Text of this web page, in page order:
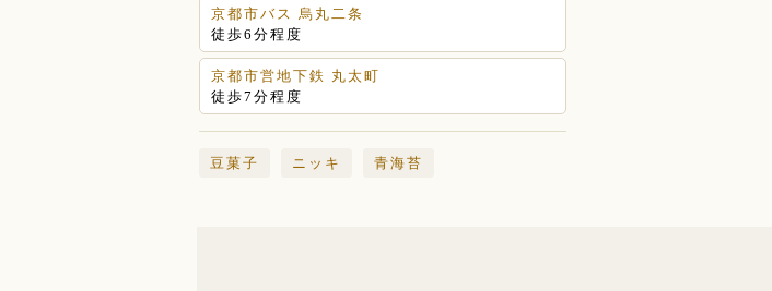
京都市バス 烏丸二条
徒歩6分程度
京都市営地下鉄 丸太町
徒歩7分程度
豆菓子 ニッキ 青海苔